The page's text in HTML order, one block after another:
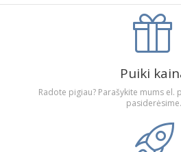
Puiki
Radote pigiau? Parašykite mums el.
pasiderėsime.